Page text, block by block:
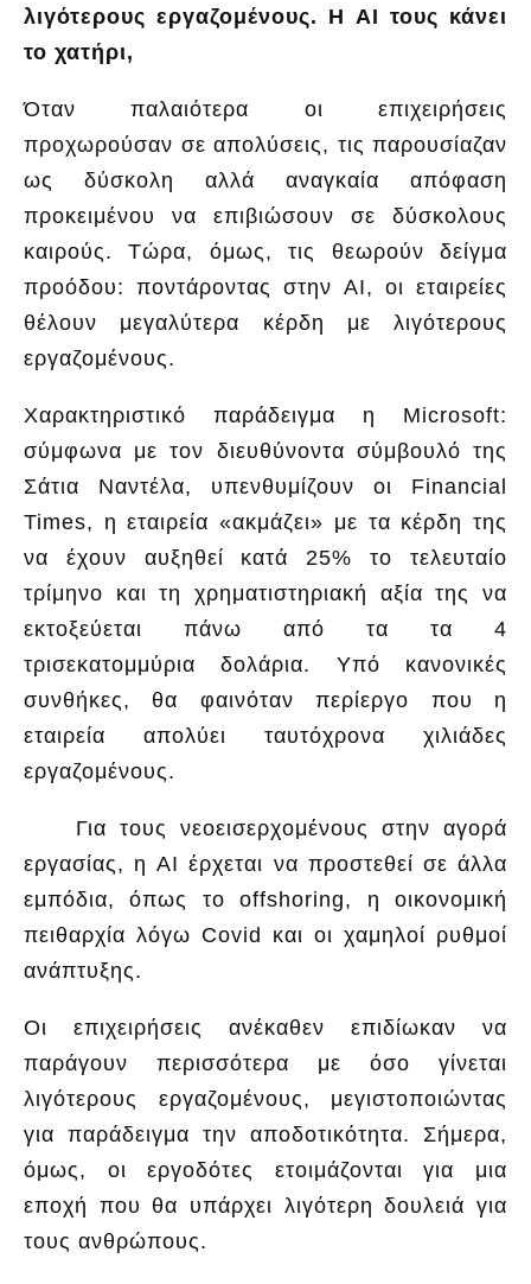
λιγότερους εργαζομένους. Η ΑΙ τους κάνει
το χατήρι,
Όταν παλαιότερα οι επιχειρήσεις
προχωρούσαν σε απολύσεις, τις παρουσίαζαν
ως δύσκολη αλλά αναγκαία απόφαση
προκειμένου να επιβιώσουν σε δύσκολους
καιρούς. Τώρα, όμως, τις θεωρούν δείγμα
προόδου: ποντάροντας στην ΑΙ, οι εταιρείες
θέλουν μεγαλύτερα κέρδη με λιγότερους
εργαζομένους.
Χαρακτηριστικό παράδειγμα η Microsoft:
σύμφωνα με τον διευθύνοντα σύμβουλό της
Σάτια Ναντέλα, υπενθυμίζουν οι Financial
Times, η εταιρεία «ακμάζει» με τα κέρδη της
να έχουν αυξηθεί κατά 25% το τελευταίο
τρίμηνο και τη χρηματιστηριακή αξία της να
εκτοξεύεται πάνω από τα τα 4
τρισεκατομμύρια δολάρια. Υπό κανονικές
συνθήκες, θα φαινόταν περίεργο που η
εταιρεία απολύει ταυτόχρονα χιλιάδες
εργαζομένους.
Για τους νεοεισερχομένους στην αγορά
εργασίας, η AI έρχεται να προστεθεί σε άλλα
εμπόδια, όπως το offshoring, η οικονομική
πειθαρχία λόγω Covid και οι χαμηλοί ρυθμοί
ανάπτυξης.
Οι επιχειρήσεις ανέκαθεν επιδίωκαν να
παράγουν περισσότερα με όσο γίνεται
λιγότερους εργαζομένους, μεγιστοποιώντας
για παράδειγμα την αποδοτικότητα. Σήμερα,
όμως, οι εργοδότες ετοιμάζονται για μια
εποχή που θα υπάρχει λιγότερη δουλειά για
τους ανθρώπους.